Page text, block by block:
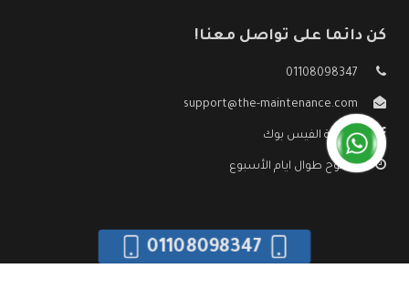
كن دائما على تواصل معنا!
01108098347
support@the-maintenance.com
صفحة الفيس بوك
مفتوح طوال ايام الأسبوع
01108098347